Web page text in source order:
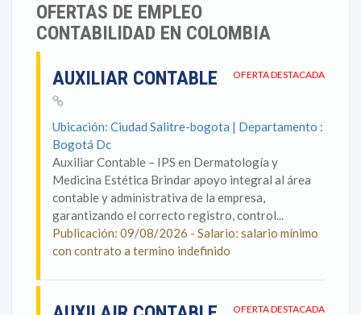
OFERTAS DE EMPLEO
CONTABILIDAD EN COLOMBIA
OFERTA DESTACADA
AUXILIAR CONTABLE
Ubicación: Ciudad Salitre-bogota | Departamento :
Bogotá Dc
Auxiliar Contable – IPS en Dermatología y
Medicina Estética Brindar apoyo integral al área
contable y administrativa de la empresa,
garantizando el correcto registro, control...
Publicación: 09/08/2026 - Salario: salario mínimo
con contrato a termino indefinido
OFERTA DESTACADA